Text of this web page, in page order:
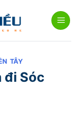
TÂY
đi Sóc